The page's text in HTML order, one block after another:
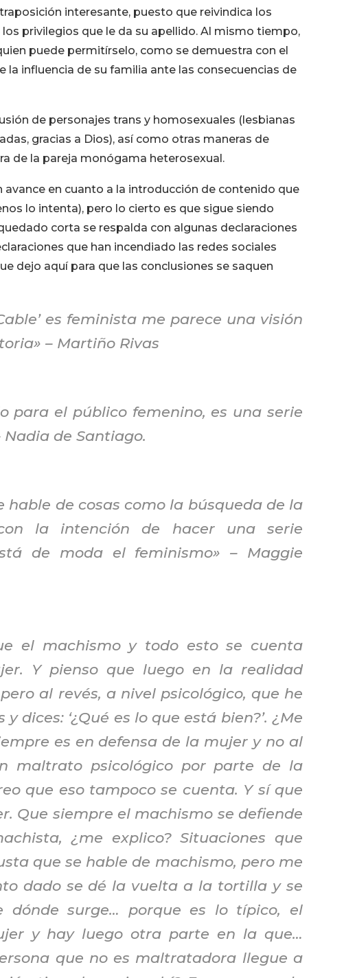
interesante, puesto que reivindica los
privilegios que le da su apellido. Al mismo tiempo,
puede permitírselo, como se demuestra con el
la influencia de su familia ante las consecuencias de
de personajes trans y homosexuales (lesbianas
gracias a Dios), así como otras maneras de
de la pareja monógama heterosexual.
avance en cuanto a la introducción de contenido que
lo intenta), pero lo cierto es que sigue siendo
corta se respalda con algunas declaraciones
que han incendiado las redes sociales
dejo aquí para que las conclusiones se saquen
es feminista me parece una visión
– Martiño Rivas
para el público femenino, es una serie
Nadia de Santiago.
hable de cosas como la búsqueda de la
la intención de hacer una serie
de moda el feminismo» – Maggie
el machismo y todo esto se cuenta
Y pienso que luego en la realidad
al revés, a nivel psicológico, que he
dices: ‘¿Qué es lo que está bien?’. ¿Me
es en defensa de la mujer y no al
maltrato psicológico por parte de la
que eso tampoco se cuenta. Y sí que
Que siempre el machismo se defiende
¿me explico? Situaciones que
que se hable de machismo, pero me
dado se dé la vuelta a la tortilla y se
dónde surge… porque es lo típico, el
y hay luego otra parte en la que…
que no es maltratadora llegue a